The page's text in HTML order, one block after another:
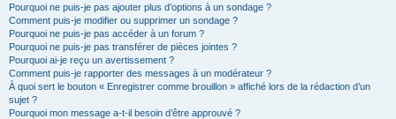
Pourquoi ne puis-je pas ajouter plus d’options à un sondage ?
Comment puis-je modifier ou supprimer un sondage ?
Pourquoi ne puis-je pas accéder à un forum ?
Pourquoi ne puis-je pas transférer de pièces jointes ?
Pourquoi ai-je reçu un avertissement ?
Comment puis-je rapporter des messages à un modérateur ?
À quoi sert le bouton « Enregistrer comme brouillon » affiché lors de la rédaction d’un
sujet ?
Pourquoi mon message a-t-il besoin d’être approuvé ?